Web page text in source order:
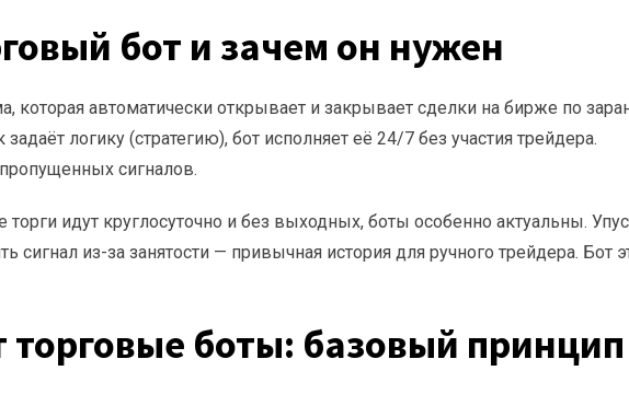
бот и зачем он нужен
которая автоматически открывает и закрывает сделки на бирже по
логику (стратегию), бот исполняет её 24/7 без участия трейдера.
сигналов.
идут круглосуточно и без выходных, боты особенно актуальны.
сигнал из-за занятости — привычная история для ручного трейдера. Бот
торговые боты: базовый принцип